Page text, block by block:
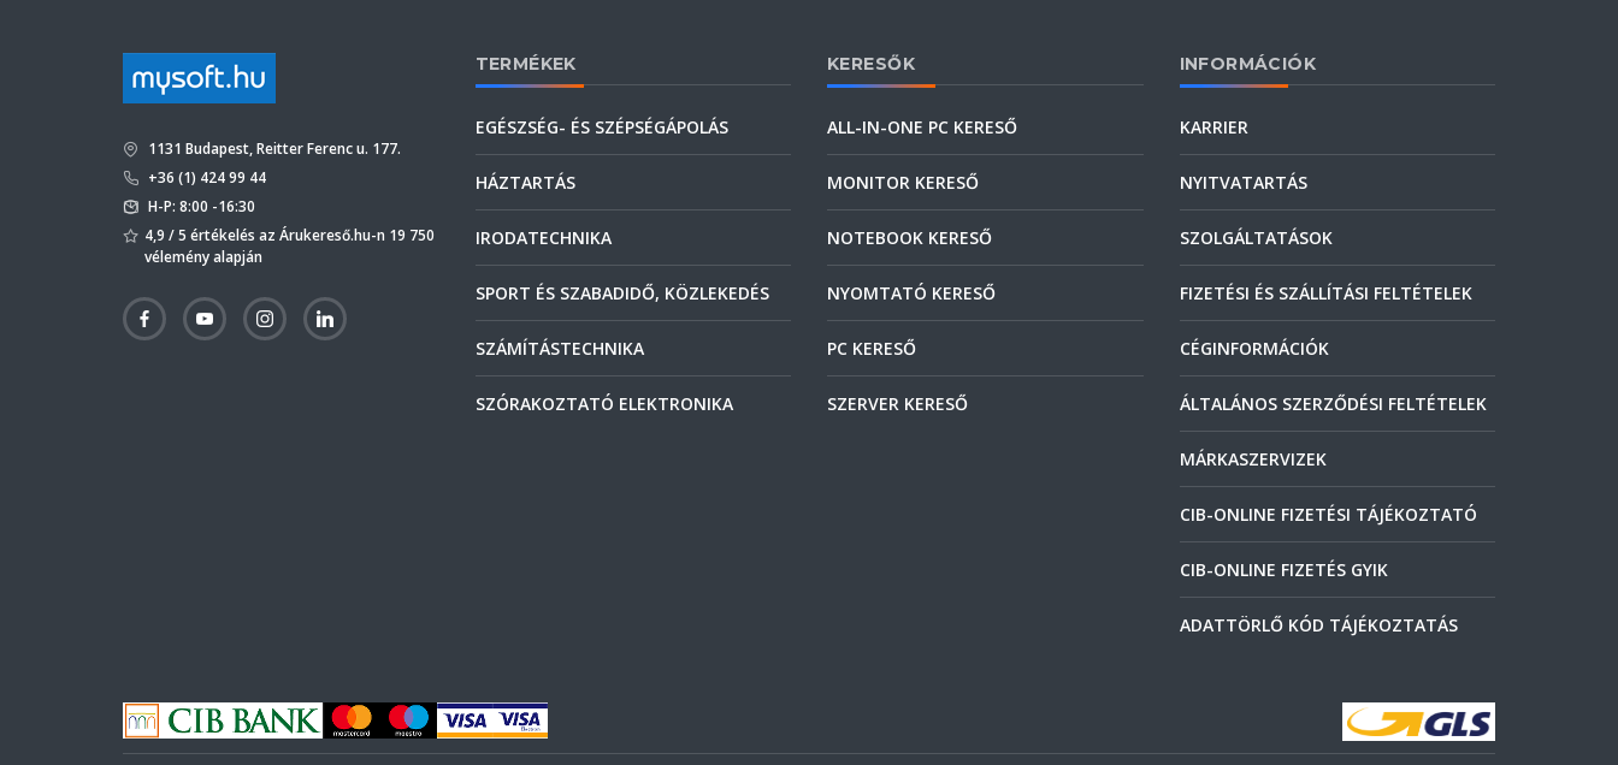
1131 Budapest, Reitter Ferenc u. 177.
+36 (1) 424 99 44
H-P: 8:00 -16:30
4,9 / 5 értékelés az Árukereső.hu-n 19 750
vélemény alapján
TERMÉKEK
EGÉSZSÉG- ÉS SZÉPSÉGÁPOLÁS
HÁZTARTÁS
IRODATECHNIKA
SPORT ÉS SZABADIDŐ, KÖZLEKEDÉS
SZÁMÍTÁSTECHNIKA
SZÓRAKOZTATÓ ELEKTRONIKA
KERESŐK
ALL-IN-ONE PC KERESŐ
MONITOR KERESŐ
NOTEBOOK KERESŐ
NYOMTATÓ KERESŐ
PC KERESŐ
SZERVER KERESŐ
INFORMÁCIÓK
KARRIER
NYITVATARTÁS
SZOLGÁLTATÁSOK
FIZETÉSI ÉS SZÁLLÍTÁSI FELTÉTELEK
CÉGINFORMÁCIÓK
ÁLTALÁNOS SZERZŐDÉSI FELTÉTELEK
MÁRKASZERVIZEK
CIB-ONLINE FIZETÉSI TÁJÉKOZTATÓ
CIB-ONLINE FIZETÉS GYIK
ADATTÖRLŐ KÓD TÁJÉKOZTATÁS